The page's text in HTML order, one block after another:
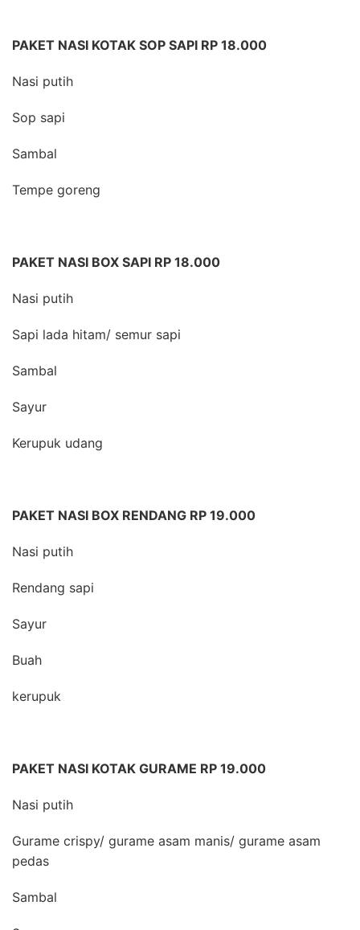
PAKET NASI KOTAK SOP SAPI RP 18.000
Nasi putih
Sop sapi
Sambal
Tempe goreng
PAKET NASI BOX SAPI RP 18.000
Nasi putih
Sapi lada hitam/ semur sapi
Sambal
Sayur
Kerupuk udang
PAKET NASI BOX RENDANG RP 19.000
Nasi putih
Rendang sapi
Sayur
Buah
kerupuk
PAKET NASI KOTAK GURAME RP 19.000
Nasi putih
Gurame crispy/ gurame asam manis/ gurame asam
pedas
Sambal